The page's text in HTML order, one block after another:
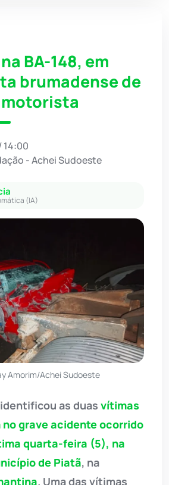
BA-148, em
brumadense de
motorista
14:00
- Achei Sudoeste
(IA)
Amorim/Achei Sudoeste
identificou as duas vítimas
no grave acidente ocorrido
quarta-feira (5), na
de Piatã, na
. Uma das vítimas